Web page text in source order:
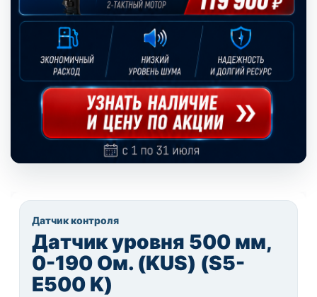
Датчик контроля
Датчик уровня 500 мм,
0-190 Ом. (KUS) (S5-
E500 K)